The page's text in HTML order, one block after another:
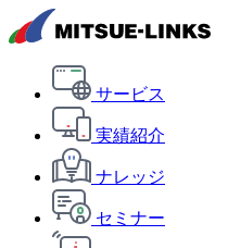
サービス
実績紹介
ナレッジ
セミナー